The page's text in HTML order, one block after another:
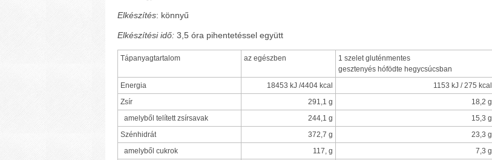
Elkészítés: könnyű
Elkészítési idő: 3,5 óra pihentetéssel együtt
Tápanyagtartalom az egészben
1 szelet gluténmentes
gesztenyés hófödte hegycsúcsban
Energia
18453 kJ /4404 kcal
1153 kJ / 275 kcal
Zsír
291,1 g
18,2 g
amelyből telített zsírsavak
244,1 g
15,3 g
Szénhidrát
372,7 g
23,3 g
amelyből cukrok
117, g
7,3 g